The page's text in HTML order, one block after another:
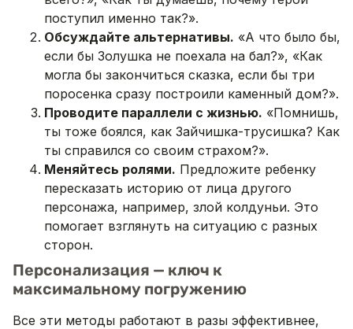
поступил именно так?».
Обсуждайте альтернативы. «А что было бы,
если бы Золушка не поехала на бал?», «Как
могла бы закончиться сказка, если бы три
поросенка сразу построили каменный дом?».
Проводите параллели с жизнью. «Помнишь,
ты тоже боялся, как Зайчишка-трусишка? Как
ты справился со своим страхом?».
Меняйтесь ролями. Предложите ребенку
пересказать историю от лица другого
персонажа, например, злой колдуньи. Это
помогает взглянуть на ситуацию с разных
сторон.
Персонализация — ключ к
максимальному погружению
Все эти методы работают в разы эффективнее,